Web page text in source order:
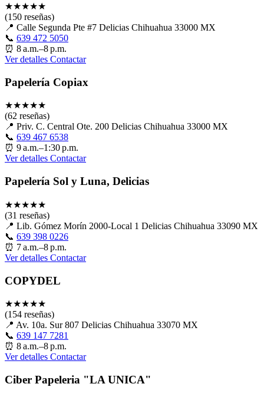
★★★★★
(150 reseñas)
📍 Calle Segunda Pte #7 Delicias Chihuahua 33000 MX
📞 639 472 5050
⏰ 8 a.m.–8 p.m.
Ver detalles Contactar
Papelería Copiax
★★★★★
(62 reseñas)
📍 Priv. C. Central Ote. 200 Delicias Chihuahua 33000 MX
📞 639 467 6538
⏰ 9 a.m.–1:30 p.m.
Ver detalles Contactar
Papelería Sol y Luna, Delicias
★★★★★
(31 reseñas)
📍 Lib. Gómez Morín 2000-Local 1 Delicias Chihuahua 33090 MX
📞 639 398 0226
⏰ 7 a.m.–8 p.m.
Ver detalles Contactar
COPYDEL
★★★★★
(154 reseñas)
📍 Av. 10a. Sur 807 Delicias Chihuahua 33070 MX
📞 639 147 7281
⏰ 8 a.m.–8 p.m.
Ver detalles Contactar
Ciber Papeleria "LA UNICA"